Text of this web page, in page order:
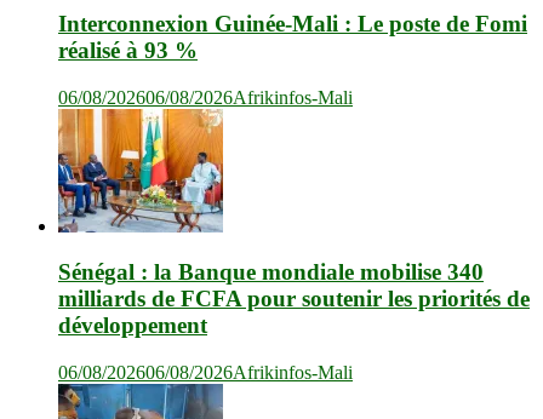
Interconnexion Guinée-Mali : Le poste de Fomi
réalisé à 93 %
06/08/202606/08/2026Afrikinfos-Mali
Sénégal : la Banque mondiale mobilise 340
milliards de FCFA pour soutenir les priorités de
développement
06/08/202606/08/2026Afrikinfos-Mali